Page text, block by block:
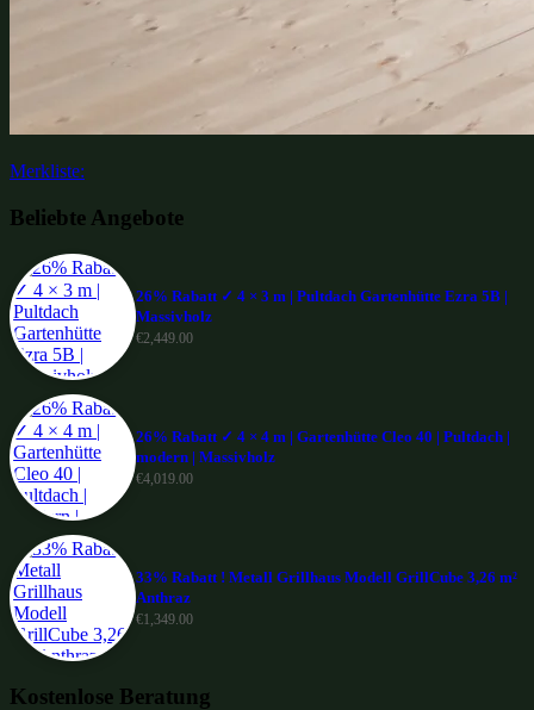
Merkliste:
Beliebte Angebote
26% Rabatt ✓ 4 × 3 m | Pultdach Gartenhütte Ezra 5B |
Massivholz
€2,449.00
26% Rabatt ✓ 4 × 4 m | Gartenhütte Cleo 40 | Pultdach |
modern | Massivholz
€4,019.00
33% Rabatt ! Metall Grillhaus Modell GrillCube 3,26 m²
Anthraz
€1,349.00
Kostenlose Beratung